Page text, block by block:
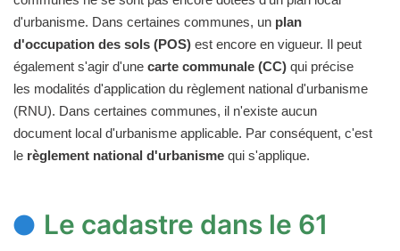
d'urbanisme. Dans certaines communes, un plan
d'occupation des sols (POS) est encore en vigueur. Il peut
également s'agir d'une carte communale (CC) qui précise
les modalités d'application du règlement national d'urbanisme
(RNU). Dans certaines communes, il n'existe aucun
document local d'urbanisme applicable. Par conséquent, c'est
le règlement national d'urbanisme qui s'applique.
Le cadastre dans le 61